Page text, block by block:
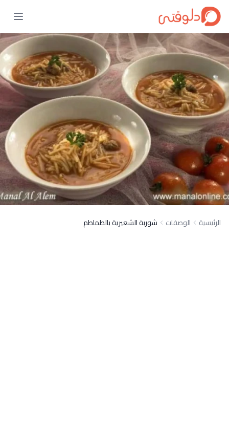
الرئيسية الوصفات شوربة الشعيرية بالطماطم